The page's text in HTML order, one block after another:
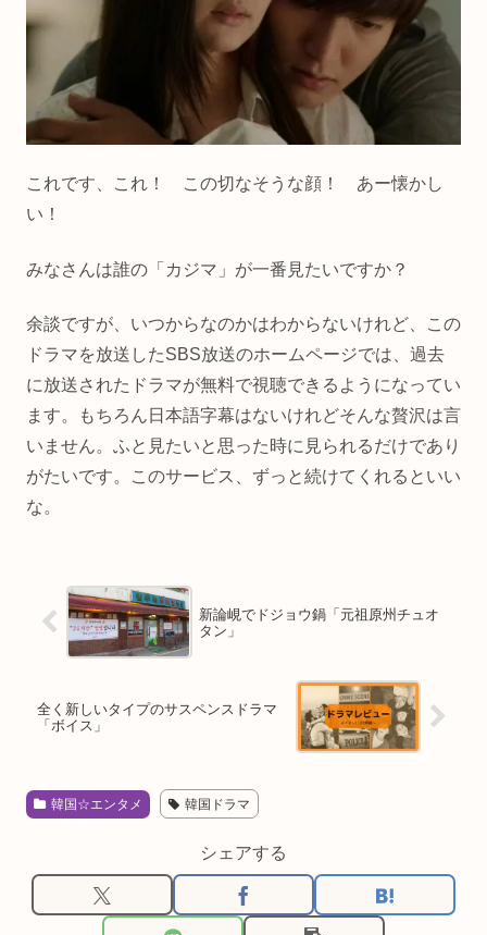
これです、これ！ この切なそうな顔！ あー懐かし
い！
みなさんは誰の「カジマ」が一番見たいですか？
余談ですが、いつからなのかはわからないけれど、この
ドラマを放送したSBS放送のホームページでは、過去
に放送されたドラマが無料で視聴できるようになってい
ます。もちろん日本語字幕はないけれどそんな贅沢は言
いません。ふと見たいと思った時に見られるだけであり
がたいです。このサービス、ずっと続けてくれるといい
な。
新論峴でドジョウ鍋「元祖原州チュオ
タン」
全く新しいタイプのサスペンスドラマ
「ボイス」
韓国☆エンタメ 韓国ドラマ
シェアする